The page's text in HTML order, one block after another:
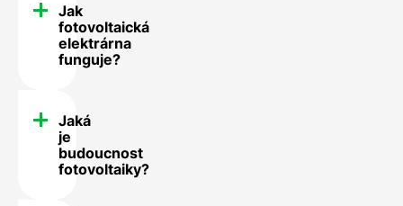
Jak
fotovoltaická
elektrárna
funguje?
Jaká
je
budoucnost
fotovoltaiky?